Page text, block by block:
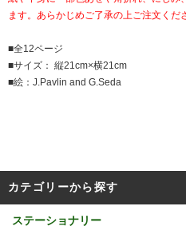
ます。あらかじめご了承の上ご注文くだ
■全12ページ
■サイズ： 縦21cm×横21cm
■絵：J.Pavlin and G.Seda
カテゴリーから探す
ステーショナリー